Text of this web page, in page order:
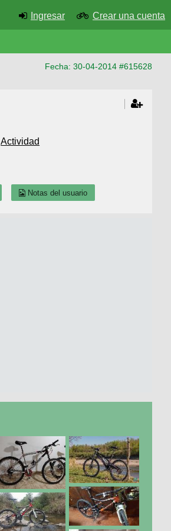
Ingresar Crear una cuenta
Fecha: 30-04-2014 #615628
Actividad
Notas del usuario